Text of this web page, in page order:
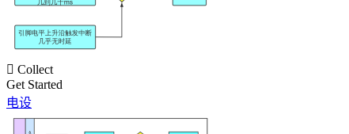
 Collect
Get Started
电设